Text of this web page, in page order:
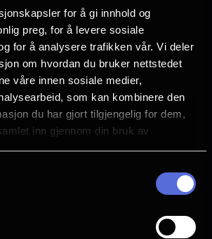
for å gi innhold og
preg, for å levere sosiale
for å analysere trafikken vår. Vi deler
om hvordan du bruker nettstedet
våre innen sosiale medier,
som kan kombinere den
du har gjort tilgjengelig for dem,
inn gjennom din bruk av
66.80%)